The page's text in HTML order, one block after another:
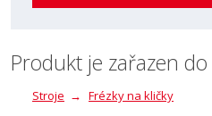
se
nepodařilo
odeslat.
Produkt je zařazen
Stroje Frézky na kličky